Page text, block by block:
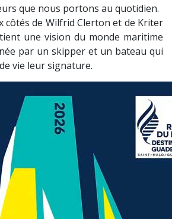
que nous portons au quotidien.
côtés de Wilfrid Clerton et de Kriter
une vision du monde maritime
par un skipper et un bateau qui
vie leur signature.